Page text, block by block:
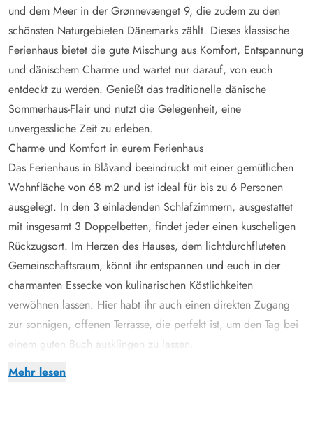
Mehr lesen
und dem Meer in der Grønnevænget 9, die zudem zu den
schönsten Naturgebieten Dänemarks zählt. Dieses klassische
Ferienhaus bietet die gute Mischung aus Komfort, Entspannung
und dänischem Charme und wartet nur darauf, von euch
entdeckt zu werden. Genießt das traditionelle dänische
Sommerhaus-Flair und nutzt die Gelegenheit, eine
unvergessliche Zeit zu erleben.
Charme und Komfort in eurem Ferienhaus
Das Ferienhaus in Blåvand beeindruckt mit einer gemütlichen
Wohnfläche von 68 m2 und ist ideal für bis zu 6 Personen
ausgelegt. In den 3 einladenden Schlafzimmern, ausgestattet
mit insgesamt 3 Doppelbetten, findet jeder einen kuscheligen
Rückzugsort. Im Herzen des Hauses, dem lichtdurchfluteten
Gemeinschaftsraum, könnt ihr entspannen und euch in der
charmanten Essecke von kulinarischen Köstlichkeiten
verwöhnen lassen. Hier habt ihr auch einen direkten Zugang
zur sonnigen, offenen Terrasse, die perfekt ist, um den Tag bei
einem guten Buch ausklingen zu lassen.
Euer Platz an der Sonne im Grønnevænget 9